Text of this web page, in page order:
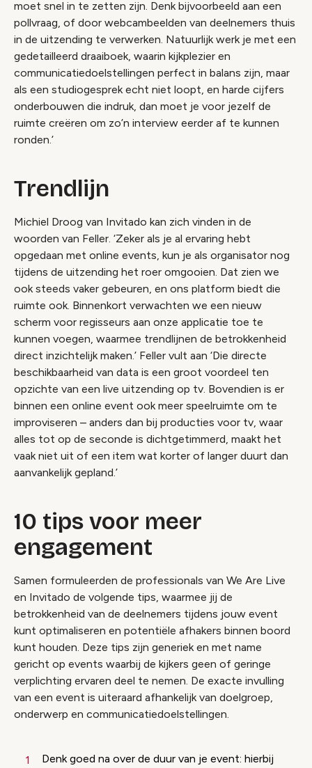
moet snel in te zetten zijn. Denk bijvoorbeeld aan een
pollvraag, of door webcambeelden van deelnemers thuis
in de uitzending te verwerken. Natuurlijk werk je met een
gedetailleerd draaiboek, waarin kijkplezier en
communicatiedoelstellingen perfect in balans zijn, maar
als een studiogesprek echt niet loopt, en harde cijfers
onderbouwen die indruk, dan moet je voor jezelf de
ruimte creëren om zo’n interview eerder af te kunnen
ronden.’
Trendlijn
Michiel Droog van Invitado kan zich vinden in de
woorden van Feller. ‘Zeker als je al ervaring hebt
opgedaan met online events, kun je als organisator nog
tijdens de uitzending het roer omgooien. Dat zien we
ook steeds vaker gebeuren, en ons platform biedt die
ruimte ook. Binnenkort verwachten we een nieuw
scherm voor regisseurs aan onze applicatie toe te
kunnen voegen, waarmee trendlijnen de betrokkenheid
direct inzichtelijk maken.’ Feller vult aan ‘Die directe
beschikbaarheid van data is een groot voordeel ten
opzichte van een live uitzending op tv. Bovendien is er
binnen een online event ook meer speelruimte om te
improviseren – anders dan bij producties voor tv, waar
alles tot op de seconde is dichtgetimmerd, maakt het
vaak niet uit of een item wat korter of langer duurt dan
aanvankelijk gepland.’
10 tips voor meer
engagement
Samen formuleerden de professionals van We Are Live
en Invitado de volgende tips, waarmee jij de
betrokkenheid van de deelnemers tijdens jouw event
kunt optimaliseren en potentiële afhakers binnen boord
kunt houden. Deze tips zijn generiek en met name
gericht op events waarbij de kijkers geen of geringe
verplichting ervaren deel te nemen. De exacte invulling
van een event is uiteraard afhankelijk van doelgroep,
onderwerp en communicatiedoelstellingen.
Denk goed na over de duur van je event: hierbij